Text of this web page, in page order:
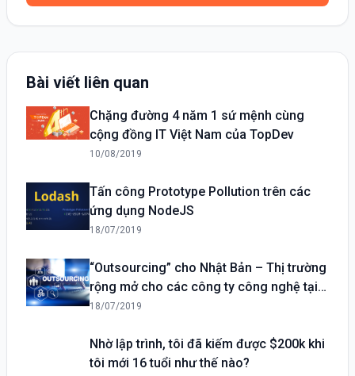
Bài viết liên quan
Chặng đường 4 năm 1 sứ mệnh cùng
cộng đồng IT Việt Nam của TopDev
10/08/2019
Tấn công Prototype Pollution trên các
ứng dụng NodeJS
18/07/2019
“Outsourcing” cho Nhật Bản – Thị trường
rộng mở cho các công ty công nghệ tại
Việt Nam
18/07/2019
Nhờ lập trình, tôi đã kiếm được $200k khi
tôi mới 16 tuổi như thế nào?